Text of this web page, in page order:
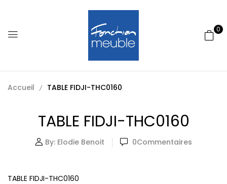
0
Accueil TABLE FIDJI-THC0160
TABLE FIDJI-THC0160
By: Elodie Benoit 0Commentaires
TABLE FIDJI-THC0160